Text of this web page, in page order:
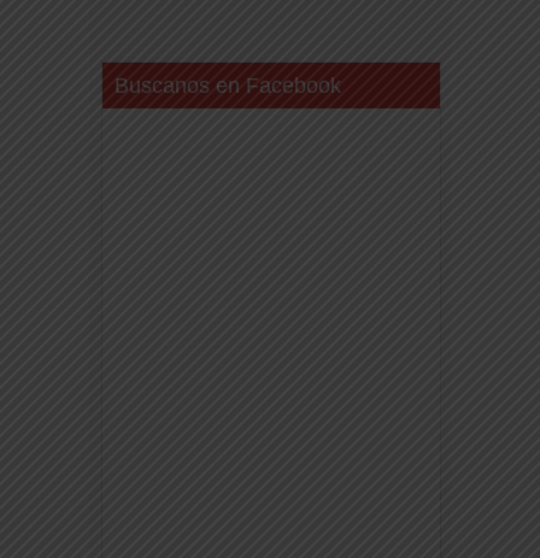
Buscanos en Facebook